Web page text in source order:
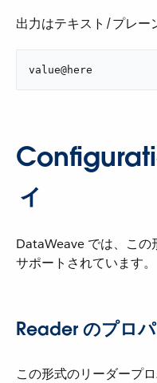
出力はテキスト/プレー
value@here
ィ
DataWeave では、この
サポートされています。
Reader のプロ
この形式のリーダープ